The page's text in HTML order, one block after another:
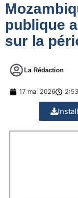
publique
sur la
La Rédaction
17 mai 2026